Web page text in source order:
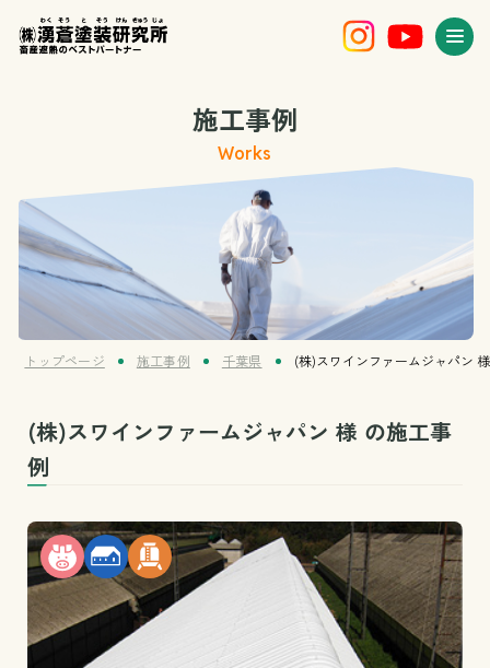
施工事例
Works
トップページ 施工事例 千葉県 (株)スワインファームジャパン 様
(株)スワインファームジャパン 様 の施工事
例